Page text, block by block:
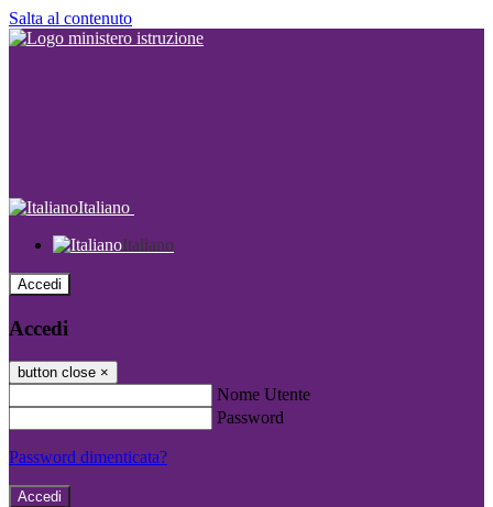
Salta al contenuto
Italiano
Italiano
Accedi
Accedi
button close ×
Nome Utente
Password
Password dimenticata?